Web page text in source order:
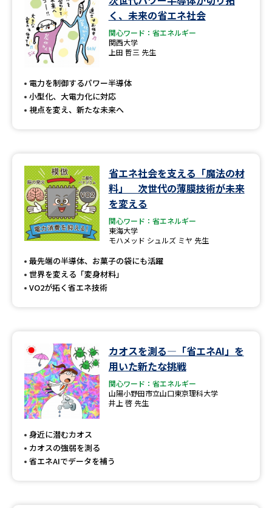
デジタルパンフレット
新学年スタート号特集ページ
（高3生用）
新学年スタート号特集ページ
SELFBRAND特集ページ
来場型・Web型イベント特集 夢ナビライブ
受験準備 資料検索
志望校・出願校を調べる
先輩が入学を決めた理由 テレメール全国一斉進学調査
新生活お役立ちガイド
学問発見
く、未来の省エネ社会
関心ワード：省エネルギー
関西大学
上田 哲三 先生
電力を制御するパワー半導体
小型化、大電力化に対応
視点を変え、新たな未来へ
省エネ社会を支える「魔法の材
料」 次世代の薄膜技術が未来
を変える
関心ワード：省エネルギー
東海大学
モハメッド シュルズ ミヤ 先生
最先端の半導体、お菓子の袋にも活躍
世界を変える「変身材料」
VO2が拓く省エネ技術
カオスを測る―「省エネAI」を
用いた新たな挑戦
関心ワード：省エネルギー
山陽小野田市立山口東京理科大学
井上 啓 先生
身近に潜むカオス
カオスの強弱を測る
省エネAIでデータを補う